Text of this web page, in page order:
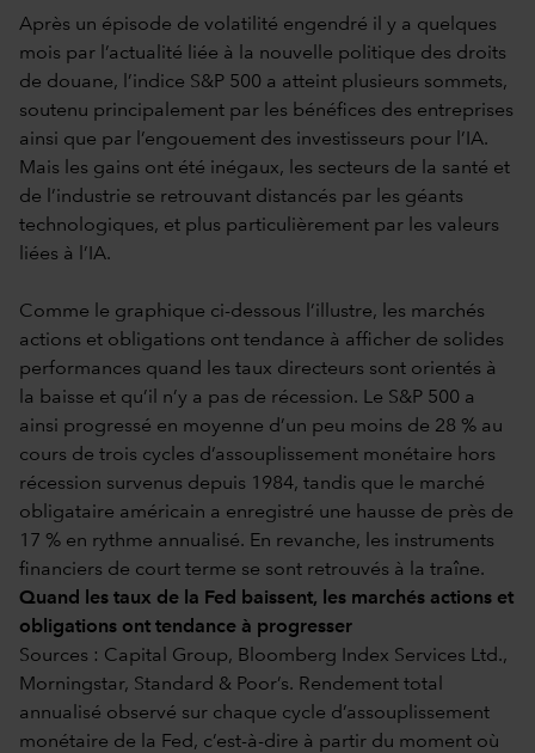
Après un épisode de volatilité engendré il y a quelques
mois par l’actualité liée à la nouvelle politique des droits
de douane, l’indice S&P 500 a atteint plusieurs sommets,
soutenu principalement par les bénéfices des entreprises
ainsi que par l’engouement des investisseurs pour l’IA.
Mais les gains ont été inégaux, les secteurs de la santé et
de l’industrie se retrouvant distancés par les géants
technologiques, et plus particulièrement par les valeurs
liées à l’IA.
Comme le graphique ci-dessous l’illustre, les marchés
actions et obligations ont tendance à afficher de solides
performances quand les taux directeurs sont orientés à
la baisse et qu’il n’y a pas de récession. Le S&P 500 a
ainsi progressé en moyenne d’un peu moins de 28 % au
cours de trois cycles d’assouplissement monétaire hors
récession survenus depuis 1984, tandis que le marché
obligataire américain a enregistré une hausse de près de
17 % en rythme annualisé. En revanche, les instruments
financiers de court terme se sont retrouvés à la traîne.
Quand les taux de la Fed baissent, les marchés actions et
obligations ont tendance à progresser
Sources : Capital Group, Bloomberg Index Services Ltd.,
Morningstar, Standard & Poor’s. Rendement total
annualisé observé sur chaque cycle d’assouplissement
monétaire de la Fed, c’est-à-dire à partir du moment où